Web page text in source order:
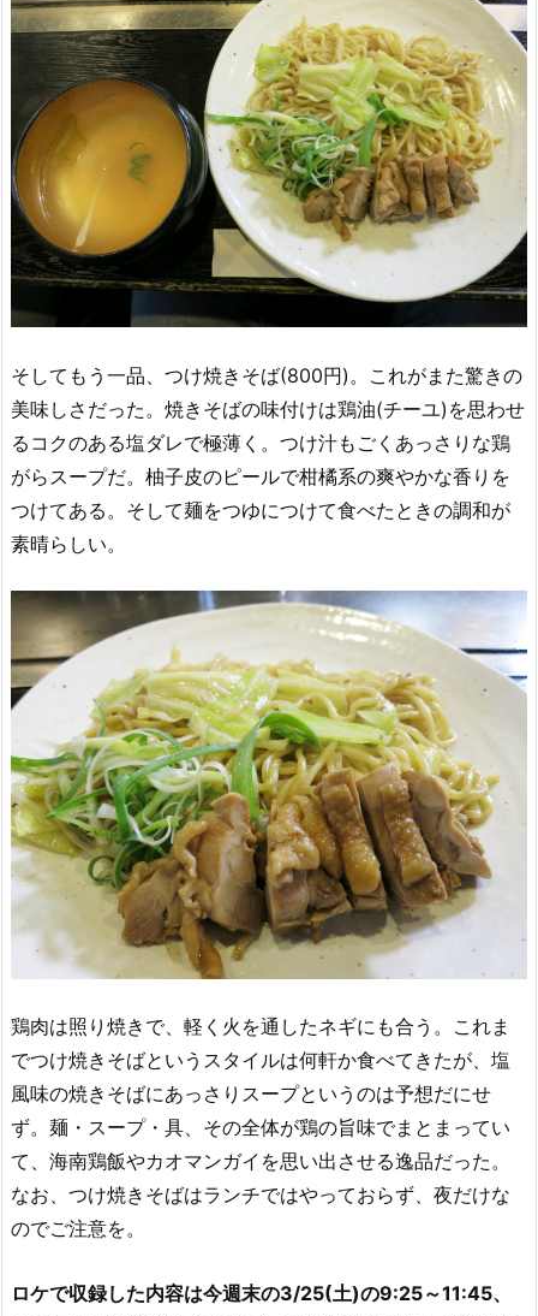
そしてもう一品、つけ焼きそば(800円)。これがまた驚きの
美味しさだった。焼きそばの味付けは鶏油(チーユ)を思わせ
るコクのある塩ダレで極薄く。つけ汁もごくあっさりな鶏
がらスープだ。柚子皮のピールで柑橘系の爽やかな香りを
つけてある。そして麺をつゆにつけて食べたときの調和が
素晴らしい。
鶏肉は照り焼きで、軽く火を通したネギにも合う。これま
でつけ焼きそばというスタイルは何軒か食べてきたが、塩
風味の焼きそばにあっさりスープというのは予想だにせ
ず。麺・スープ・具、その全体が鶏の旨味でまとまってい
て、海南鶏飯やカオマンガイを思い出させる逸品だった。
なお、つけ焼きそばはランチではやっておらず、夜だけな
のでご注意を。
ロケで収録した内容は今週末の3/25(土)の9:25～11:45、